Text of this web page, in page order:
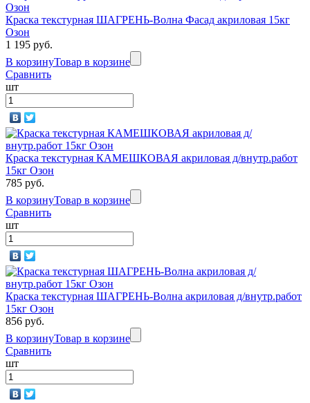
Краска текстурная ШАГРЕНЬ-Волна Фасад акриловая 15кг
Озон
1 195 руб.
В корзинуТовар в корзине
Сравнить
шт
Краска текстурная КАМЕШКОВАЯ акриловая д/внутр.работ
15кг Озон
785 руб.
В корзинуТовар в корзине
Сравнить
шт
Краска текстурная ШАГРЕНЬ-Волна акриловая д/внутр.работ
15кг Озон
856 руб.
В корзинуТовар в корзине
Сравнить
шт